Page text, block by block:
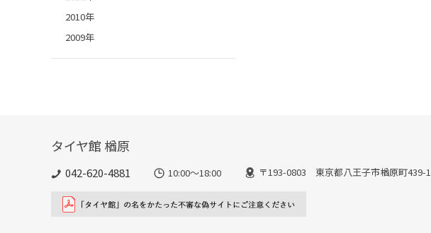
2010年
2009年
タイヤ館 楢原
042-620-4881 10:00～18:00 〒193-0803 東京都八王子市楢原町439-1